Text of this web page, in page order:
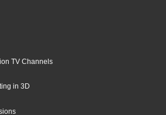
TV Channels
in 3D